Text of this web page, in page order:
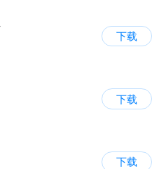
下载
下载
下载